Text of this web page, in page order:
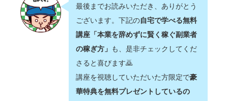
最後までお読みいただき、ありがとう
ございます。下記の自宅で学べる無料
講座「本業を辞めずに賢く稼ぐ副業者
の稼ぎ方」 も、是非チェックしてくだ
さると喜びます🙇‍
講座を視聴していただいた方限定で豪
華特典を無料プレゼントしているの